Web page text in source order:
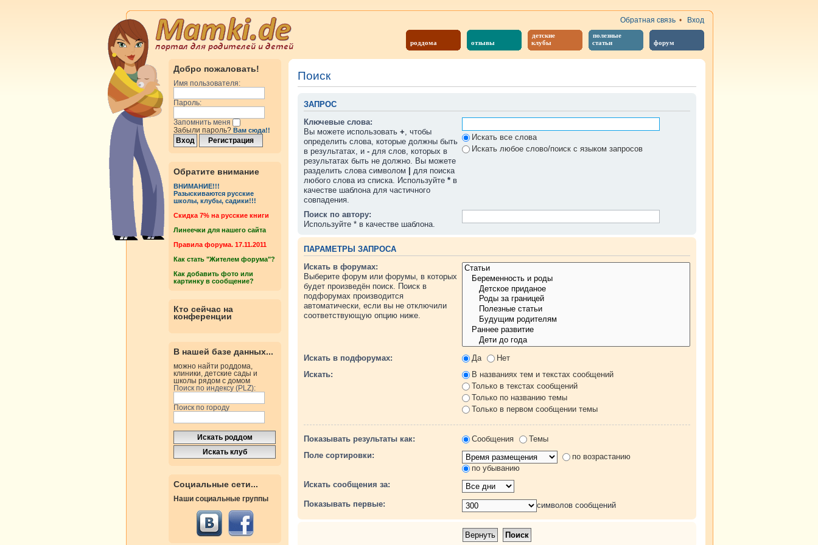
роддома отзывы
детские
клубы
полезные
статьи
форум
Обратная связь • Вход
Добро пожаловать!
Имя пользователя:
Пароль:
Запомнить меня
Забыли пароль? Вам сюда!!
Обратите внимание
ВНИМАНИЕ!!!
Разыскиваются русские
школы, клубы, садики!!!
Cкидка 7% на русские книги
Линеечки для нашего сайта
Правила форума. 17.11.2011
Как стать "Жителем форума"?
Как добавить фото или
картинку в сообщение?
Кто сейчас на
конференции
В нашей базе данных...
можно найти роддома,
клиники, детские сады и
школы рядом с домом
Поиск по индексу (PLZ):
Поиск по городу
Социальные сети...
Наши социальные группы
Поиск
ЗАПРОС
Ключевые слова:
Вы можете использовать +, чтобы
определить слова, которые должны быть
в результатах, и - для слов, которых в
результатах быть не должно. Вы можете
разделить слова символом
для поиска
любого слова из списка. Используйте * в
качестве шаблона для частичного
совпадения.
Искать все слова
Искать любое слово/поиск с языком запросов
Поиск по автору:
Используйте * в качестве шаблона.
ПАРАМЕТРЫ ЗАПРОСА
Искать в форумах:
Выберите форум или форумы, в которых
будет произведён поиск. Поиск в
подфорумах производится
автоматически, если вы не отключили
соответствующую опцию ниже.
Искать в подфорумах: Да
Нет
Искать:
В названиях тем и текстах сообщений
Только в текстах сообщений
Только по названию темы
Только в первом сообщении темы
Показывать результаты как: Сообщения
Темы
Поле сортировки:
по возрастанию
по убыванию
Искать сообщения за:
Показывать первые: символов сообщений